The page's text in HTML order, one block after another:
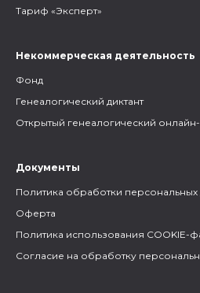
Тариф «Эксперт»
Некоммерческая деятельность
Фонд
Генеалогический диктант
Открытый генеалогический
Документы
Политика обработки персональных
Оферта
Политика использования COOKIE-
Согласие на обработку